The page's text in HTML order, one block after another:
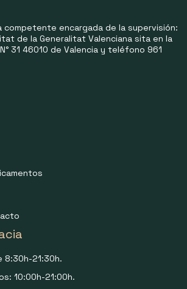
competente encargada de la supervisión:
de la Generalitat Valenciana sita en la
31 46010 de Valencia y teléfono 961
8:30h-21:30h.
10:00h-21:00h.